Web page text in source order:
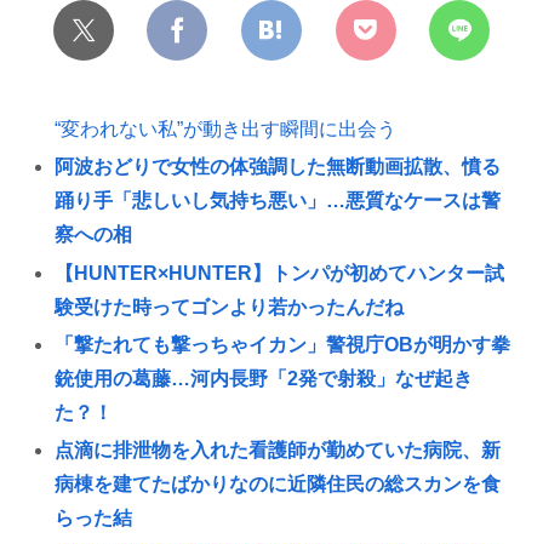
“変われない私”が動き出す瞬間に出会う
阿波おどりで女性の体強調した無断動画拡散、憤る
踊り手「悲しいし気持ち悪い」…悪質なケースは警
察への相
【HUNTER×HUNTER】トンパが初めてハンター試
験受けた時ってゴンより若かったんだね
「撃たれても撃っちゃイカン」警視庁OBが明かす拳
銃使用の葛藤…河内長野「2発で射殺」なぜ起き
た？！
点滴に排泄物を入れた看護師が勤めていた病院、新
病棟を建てたばかりなのに近隣住民の総スカンを食
らった結